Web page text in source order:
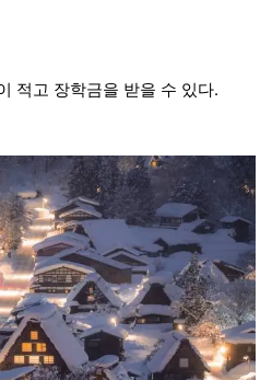
적고 장학금을 받을 수 있다.